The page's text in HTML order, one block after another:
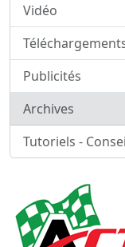
Vidéo
Publicités
Archives
Tutoriels -